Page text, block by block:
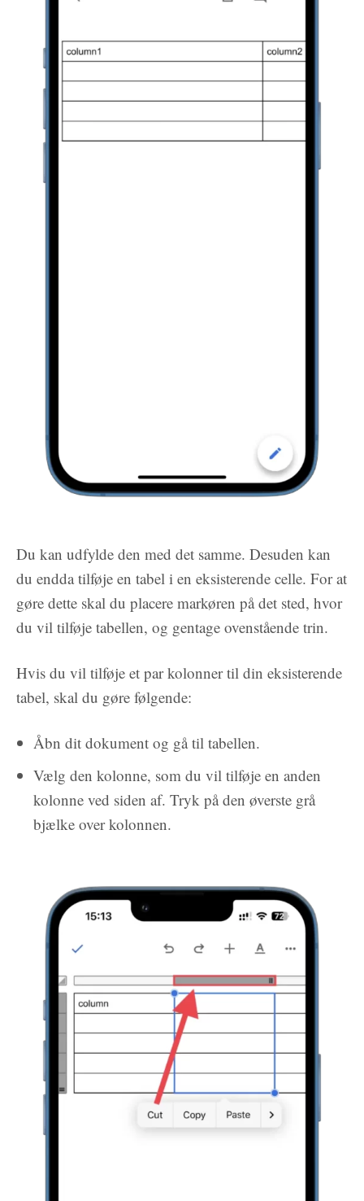
Du kan udfylde den med det samme. Desuden kan
du endda tilføje en tabel i en eksisterende celle. For at
gøre dette skal du placere markøren på det sted, hvor
du vil tilføje tabellen, og gentage ovenstående trin.
Hvis du vil tilføje et par kolonner til din eksisterende
tabel, skal du gøre følgende:
Åbn dit dokument og gå til tabellen.
Vælg den kolonne, som du vil tilføje en anden
kolonne ved siden af. Tryk på den øverste grå
bjælke over kolonnen.